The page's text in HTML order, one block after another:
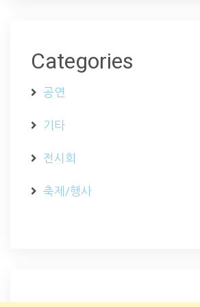
Categories
공연
기타
전시회
축제/행사